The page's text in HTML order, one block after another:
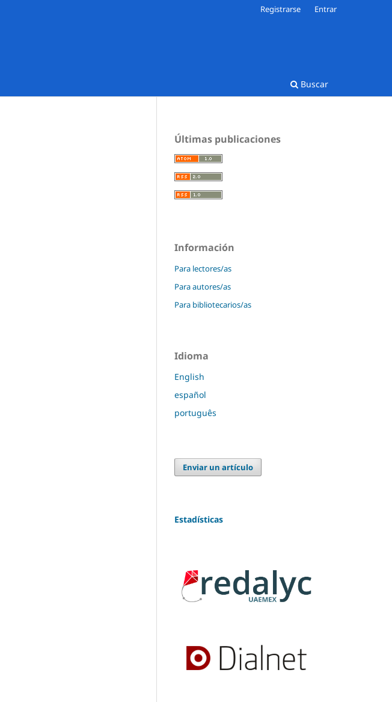
Buscar
Registrarse Entrar
Últimas publicaciones
Información
Para lectores/as
Para autores/as
Para bibliotecarios/as
Idioma
English
español
português
Enviar un artículo
Estadísticas